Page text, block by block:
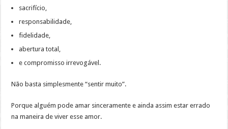
sacrifício,
responsabilidade,
fidelidade,
abertura total,
e compromisso irrevogável.
Não basta simplesmente “sentir muito”.
Porque alguém pode amar sinceramente e ainda assim estar errado
na maneira de viver esse amor.